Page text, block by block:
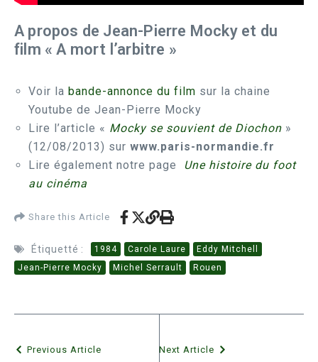
A propos de Jean-Pierre Mocky et du
film « A mort l’arbitre »
Voir la bande-annonce du film sur la chaine
Youtube de Jean-Pierre Mocky
Lire l’article « Mocky se souvient de Diochon »
(12/08/2013) sur www.paris-normandie.fr
Lire également notre page
Une histoire du foot
au cinéma
Share this Article
Étiquetté : 1984 Carole Laure
Eddy Mitchell
Jean-Pierre Mocky
Michel Serrault Rouen
Previous Article Next Article